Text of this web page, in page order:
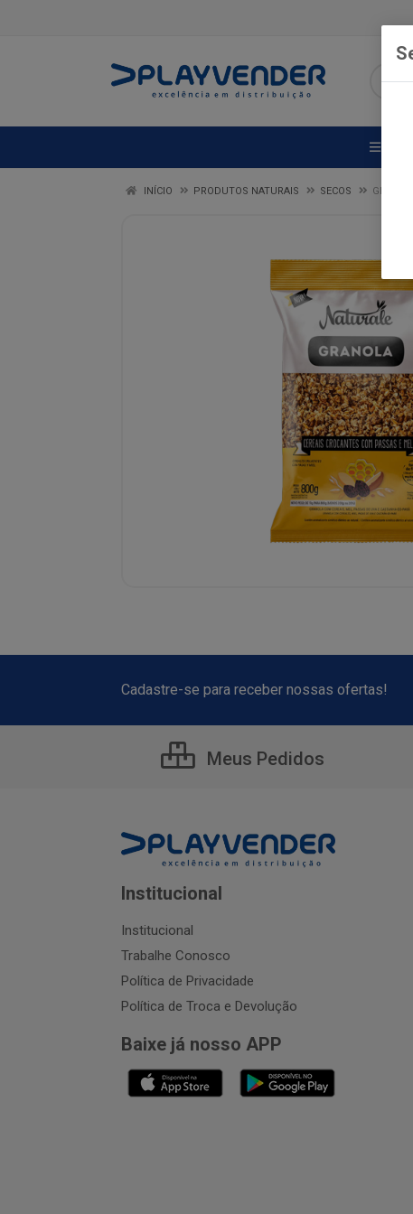
INÍCIO PRODUTOS NATURAIS SECOS GRAN
Cadastre-se para receber nossas ofertas!
Meus Pedidos
Institucional
Institucional
Trabalhe Conosco
Política de Privacidade
Política de Troca e Devolução
Baixe já nosso APP